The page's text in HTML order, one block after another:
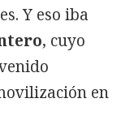
Y eso iba
, cuyo
en